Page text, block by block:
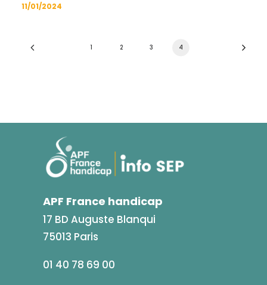
11/01/2024
1 2 3 4
APF France handicap
17 BD Auguste Blanqui
75013 Paris
01 40 78 69 00